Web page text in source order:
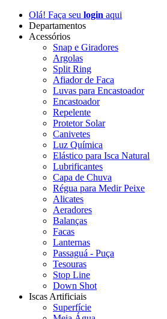
Olá! Faça seu login aqui
Departamentos
Acessórios
Snap e Giradores
Argolas
Split Ring
Afiador de Faca
Luvas para Encastoador
Encastoador
Repelente
Protetor Solar
Canivetes
Luz Química
Elástico para Isca Natural
Lubrificantes
Capa de Chuva
Régua para Medir Peixe
Alicates
Aeradores
Balanças
Facas
Lanternas
Passaguá - Puça
Tesouras
Stop Line
Down Shot
Iscas Artificiais
Superfície